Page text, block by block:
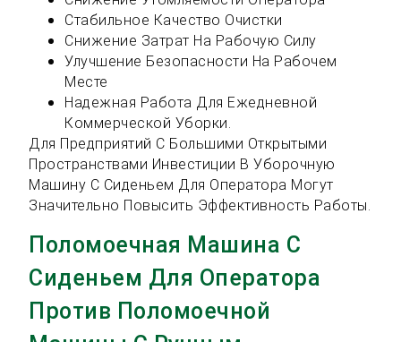
Стабильное Качество Очистки
Снижение Затрат На Рабочую Силу
Улучшение Безопасности На Рабочем
Месте
Надежная Работа Для Ежедневной
Коммерческой Уборки.
Для Предприятий С Большими Открытыми
Пространствами Инвестиции В Уборочную
Машину С Сиденьем Для Оператора Могут
Значительно Повысить Эффективность Работы.
Поломоечная Машина С
Сиденьем Для Оператора
Против Поломоечной